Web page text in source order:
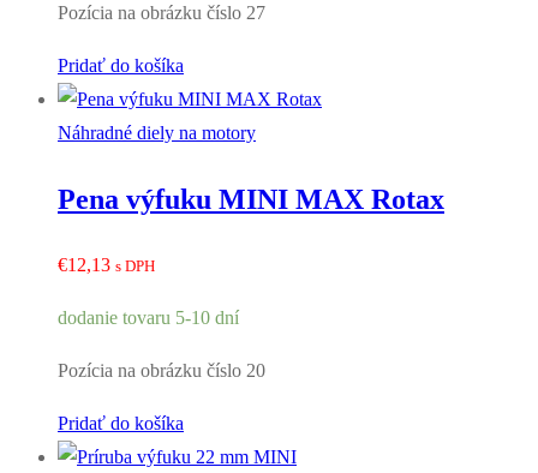
Pozícia na obrázku číslo 27
Pridať do košíka
Náhradné diely na motory
Pena výfuku MINI MAX Rotax
€12,13 s DPH
dodanie tovaru 5-10 dní
Pozícia na obrázku číslo 20
Pridať do košíka